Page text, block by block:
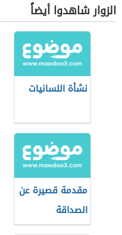
الزوار شاهدوا أيضاً
نشأة اللسانيات
مقدمة قصيرة عن
الصداقة